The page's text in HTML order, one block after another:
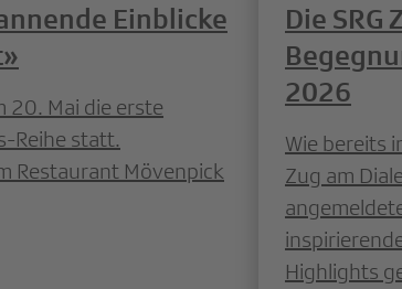
Einblicke
20. Mai die erste
Reihe statt.
Restaurant Mövenpick
Die
2026
Wie bereits
Zug am
Highlights